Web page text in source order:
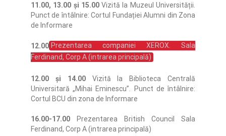
11.00, 13.00 și 15.00Vizită la Muzeul Universității.
Punct de întâlnire: Cortul Fundației Alumni din Zona
de Informare
12.00 Prezentarea companiei XEROX. Sala
Ferdinand, Corp A (intrarea principală)
12.00 și 14.00Vizită la Biblioteca Centrală
Universitară „Mihai Eminescu”. Punct de întâlnire:
Cortul BCU din zona de Informare
16.00-17.00 Prezentarea British Council Sala
Ferdinand, Corp A (intrarea principală)